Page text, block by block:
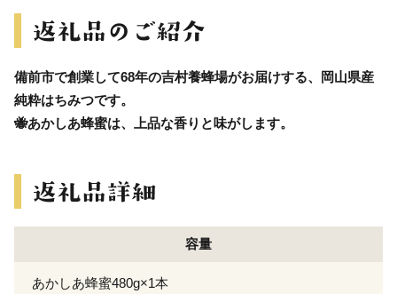
備前市で創業して68年の吉村養蜂場がお届けする、岡山県産
純粋はちみつです。
🐝あかしあ蜂蜜は、上品な香りと味がします。
容量
あかしあ蜂蜜480g×1本